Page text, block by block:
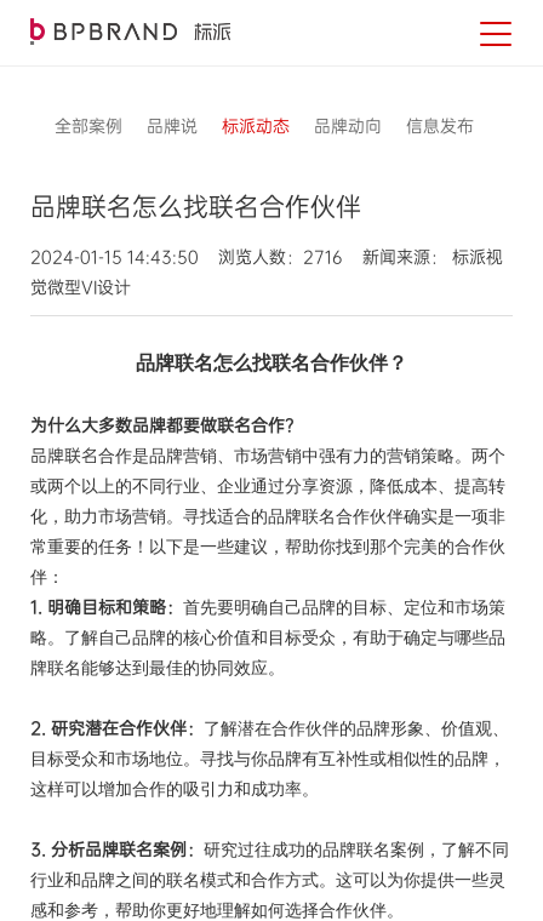
全部案例 品牌说 标派动态 品牌动向 信息发布
品牌联名怎么找联名合作伙伴
2024-01-15 14:43:50 浏览人数：2716 新闻来源： 标派视
觉微型VI设计
品牌联名怎么找联名合作伙伴？
为什么大多数品牌都要做联名合作？
品牌联名合作是品牌营销、市场营销中强有力的营销策略。两个
或两个以上的不同行业、企业通过分享资源，降低成本、提高转
化，助力市场营销。寻找适合的品牌联名合作伙伴确实是一项非
常重要的任务！以下是一些建议，帮助你找到那个完美的合作伙
伴：
1. 明确目标和策略： 首先要明确自己品牌的目标、定位和市场策
略。了解自己品牌的核心价值和目标受众，有助于确定与哪些品
牌联名能够达到最佳的协同效应。
2. 研究潜在合作伙伴：
了解潜在合作伙伴的品牌形象、价值观、
目标受众和市场地位。寻找与你品牌有互补性或相似性的品牌，
这样可以增加合作的吸引力和成功率。
3. 分析品牌联名案例： 研究过往成功的品牌联名案例，了解不同
行业和品牌之间的联名模式和合作方式。这可以为你提供一些灵
感和参考，帮助你更好地理解如何选择合作伙伴。